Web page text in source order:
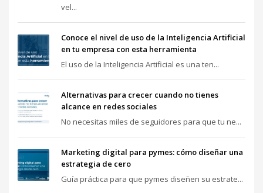
vel...
Conoce el nivel de uso de la Inteligencia Artificial
en tu empresa con esta herramienta
El uso de la Inteligencia Artificial es una ten...
Alternativas para crecer cuando no tienes
alcance en redes sociales
No necesitas miles de seguidores para que tu ne...
Marketing digital para pymes: cómo diseñar una
estrategia de cero
Guía práctica para que pymes diseñen su estrate...